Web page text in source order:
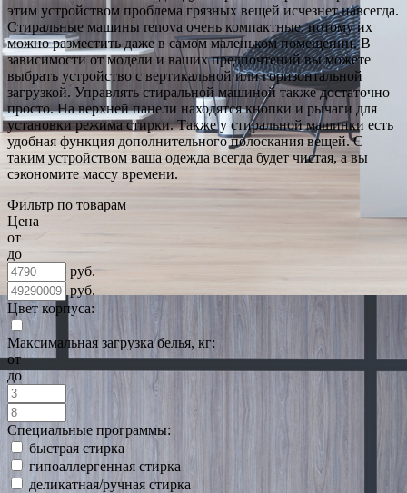
этим устройством проблема грязных вещей исчезнет навсегда.
Стиральные машины renova очень компактные, потому их
можно разместить даже в самом маленьком помещении. В
зависимости от модели и ваших предпочтений вы можете
выбрать устройство с вертикальной или горизонтальной
загрузкой. Управлять стиральной машиной также достаточно
просто. На верхней панели находятся кнопки и рычаги для
установки режима стирки. Также у стиральной машинки есть
удобная функция дополнительного полоскания вещей. С
таким устройством ваша одежда всегда будет чистая, а вы
сэкономите массу времени.
Фильтр по товарам
Цена
от
до
руб.
руб.
Цвет корпуса:
Максимальная загрузка белья, кг:
от
до
Специальные программы:
быстрая стирка
гипоаллергенная стирка
деликатная/ручная стирка